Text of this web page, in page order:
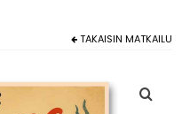
TAKAISIN MATKAILU